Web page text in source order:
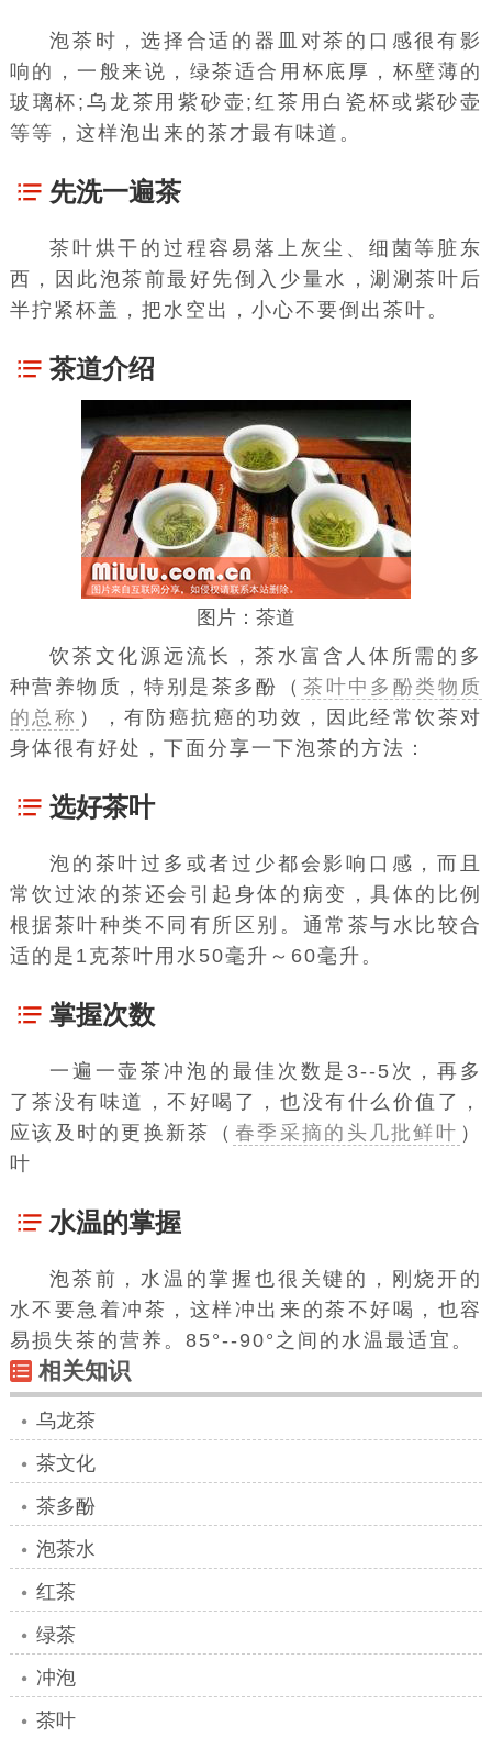
泡茶时，选择合适的器皿对茶的口感很有影
响的，一般来说，绿茶适合用杯底厚，杯壁薄的
玻璃杯;乌龙茶用紫砂壶;红茶用白瓷杯或紫砂壶
等等，这样泡出来的茶才最有味道。
先洗一遍茶
茶叶烘干的过程容易落上灰尘、细菌等脏东
西，因此泡茶前最好先倒入少量水，涮涮茶叶后
半拧紧杯盖，把水空出，小心不要倒出茶叶。
茶道介绍
图片：茶道
饮茶文化源远流长，茶水富含人体所需的多
种营养物质，特别是茶多酚（ 茶叶中多酚类物质
的总称 ），有防癌抗癌的功效，因此经常饮茶对
身体很有好处，下面分享一下泡茶的方法：
选好茶叶
泡的茶叶过多或者过少都会影响口感，而且
常饮过浓的茶还会引起身体的病变，具体的比例
根据茶叶种类不同有所区别。通常茶与水比较合
适的是1克茶叶用水50毫升～60毫升。
掌握次数
一遍一壶茶冲泡的最佳次数是3--5次，再多
了茶没有味道，不好喝了，也没有什么价值了，
应该及时的更换新茶（ 春季采摘的头几批鲜叶 ）
叶
水温的掌握
泡茶前，水温的掌握也很关键的，刚烧开的
水不要急着冲茶，这样冲出来的茶不好喝，也容
易损失茶的营养。85°--90°之间的水温最适宜。
相关知识
乌龙茶
茶文化
茶多酚
泡茶水
红茶
绿茶
冲泡
茶叶